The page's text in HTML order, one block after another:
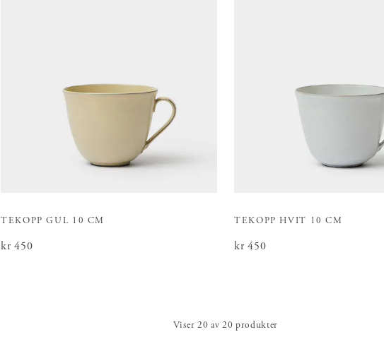
TEKOPP GUL 10 CM
Pris:kr 450
kr 450
TEKOPP HVIT 10 CM
Pris:kr 450
kr 450
Viser 20 av 20 produkter